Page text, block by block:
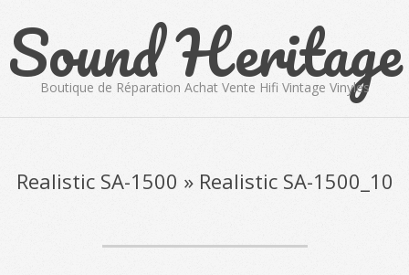
content
Sound Heritage
Boutique de Réparation Achat Vente Hifi Vintage Vinyles
MenuRealistic SA-1500 » Realistic SA-1500_10